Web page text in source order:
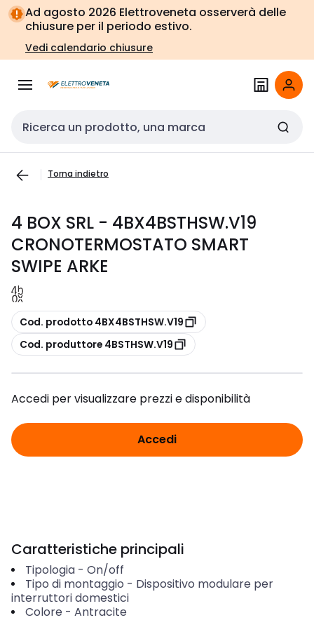
Vai alla
navigazione
Vai
alla
pagina
Ad agosto 2026 Elettroveneta osserverà delle
chiusure per il periodo estivo.
Vedi calendario chiusure
Cerca input
Torna indietro
4 BOX SRL - 4BX4BSTHSW.V19
CRONOTERMOSTATO SMART
SWIPE ARKE
copia
Cod. prodotto 4BX4BSTHSW.V19
copia
Cod. produttore 4BSTHSW.V19
Accedi per visualizzare prezzi e disponibilità
Accedi
Caratteristiche principali
Tipologia- On/off
Tipo di montaggio - Dispositivo modulare per
interruttori domestici
Colore - Antracite